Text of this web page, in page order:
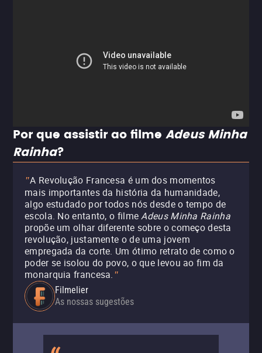
Por que assistir ao filme Adeus Minha
Rainha?
"A Revolução Francesa é um dos momentos
mais importantes da história da humanidade,
algo estudado por todos nós desde o tempo de
escola. No entanto, o filmeAdeus Minha Rainha
propõe um olhar diferente sobre o começo desta
revolução, justamente o de uma jovem
empregada da corte. Um ótimo retrato de como o
poder se isolou do povo, o que levou ao fim da
monarquia francesa. "
Filmelier
As nossas sugestões